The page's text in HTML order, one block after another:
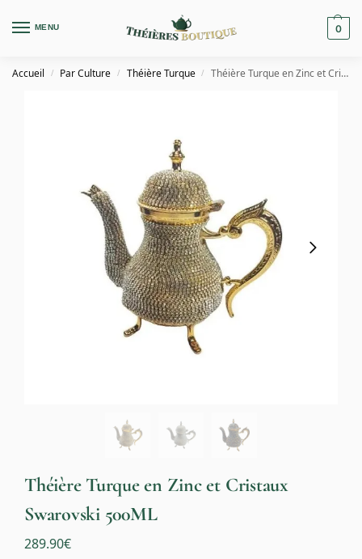
MENU 0
Accueil / Par Culture / Théière Turque / Théière Turque en Zinc et Cristaux Swarovski 500ML
Théière Turque en Zinc et Cristaux
Swarovski 500ML
289.90€